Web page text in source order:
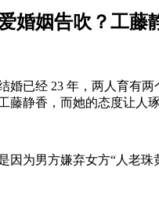
婚姻告吹？工藤
婚已经 23 年，两人育有
藤静香，而她的态度让人琢
因为男方嫌弃女方“人老